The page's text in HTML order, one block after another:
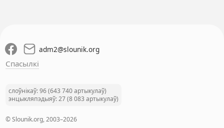
adm2@slounik.org
Спасылкі
слоўнікаў: 96 (643 740 артыкулаў)
энцыкляпэдыяў: 27 (8 083 артыкулаў)
© Slounik.org, 2003–2026